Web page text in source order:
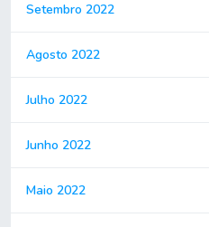
Setembro 2022
Agosto 2022
Julho 2022
Junho 2022
Maio 2022